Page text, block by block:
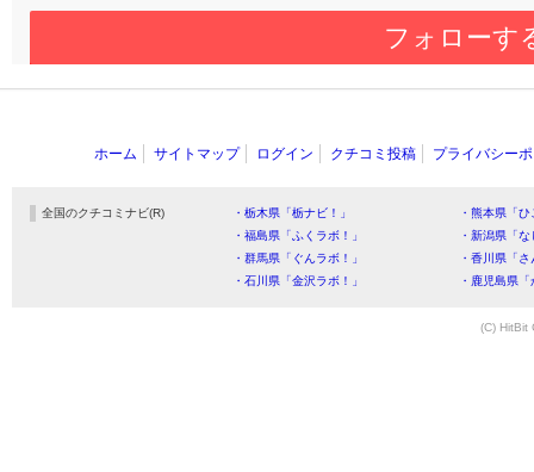
フォローす
ホーム サイトマップ ログイン クチコミ投稿 プライバシー
全国のクチコミナビ(R) ・栃木県「栃ナビ！」
・熊本県「
・福島県「ふくラボ！」
・新潟県「
・群馬県「ぐんラボ！」
・香川県「
・石川県「金沢ラボ！」
・鹿児島県
(C) HitBit